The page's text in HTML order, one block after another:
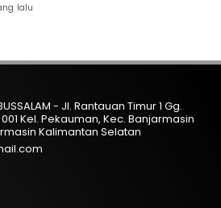
lalu
- Jl. Rantauan Timur 1 Gg.
Kel. Pekauman, Kec. Banjarmasin
Kalimantan Selatan